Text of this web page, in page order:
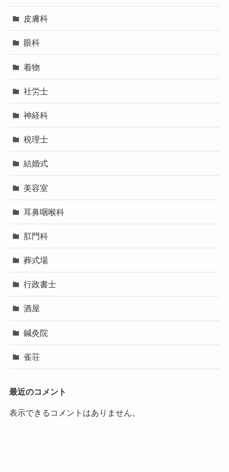
皮膚科
眼科
着物
社労士
神経科
税理士
結婚式
美容室
耳鼻咽喉科
肛門科
葬式場
行政書士
酒屋
鍼灸院
雀荘
最近のコメント
表示できるコメントはありません。